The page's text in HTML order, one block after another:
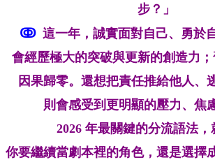
步？」
ↂ 這一年，誠實面對自己、勇於
會經歷極大的突破與更新的創造力；
因果歸零。還想把責任推給他人、
則會感受到更明顯的壓力、焦
2026 年最關鍵的分流語法，
你要繼續當劇本裡的角色，還是選擇